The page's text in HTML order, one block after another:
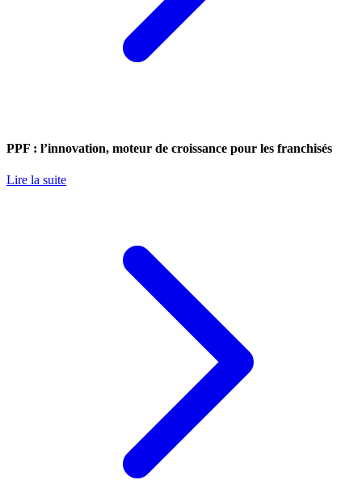
PPF : l’innovation, moteur de croissance pour les franchisés
Lire la suite